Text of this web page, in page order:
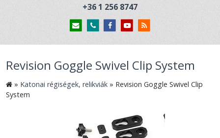
+36 1 256 8747
Revision Goggle Swivel Clip System
» Katonai régiségek, relikviák » Revision Goggle Swivel Clip
System